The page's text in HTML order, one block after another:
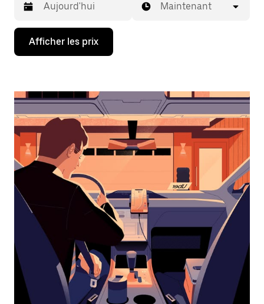
Appuyez
la
bas
interagir
avec
calendrier
et
sélectionner
une
date.
Appuyez
d'échappement
pour
fermer
calendrier.
Maintenant
Afficher les prix